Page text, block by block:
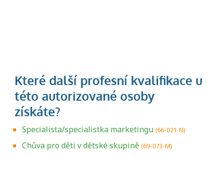
Specialista/specialistka marketingu (66-021-N)
Chůva pro děti v dětské skupině (69-073-M)
Projděte si seznam profesních kvalifikací.